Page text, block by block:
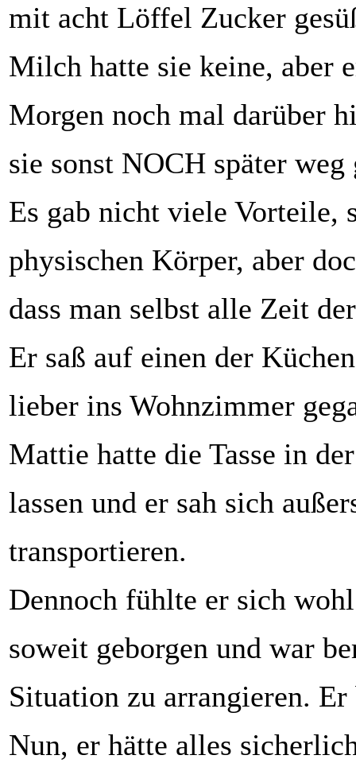
mit acht Löffel Zucker
Milch hatte sie keine, aber
Morgen noch mal darüber
sie sonst NOCH später
Es gab nicht viele Vorteile,
physischen Körper, aber
dass man selbst alle Zeit
Er saß auf einen der
lieber ins Wohnzimmer
Mattie hatte die Tasse in
lassen und er sah sich
transportieren.
Dennoch fühlte er sich
soweit geborgen und war
Situation zu arrangieren.
Nun, er hätte alles